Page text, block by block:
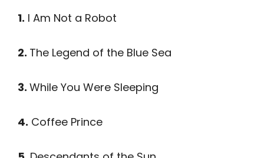
1. I Am Not a Robot
2. The Legend of the Blue Sea
3. While You Were Sleeping
4. Coffee Prince